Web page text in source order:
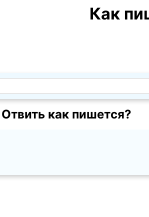
Как
Отвить как пишется?